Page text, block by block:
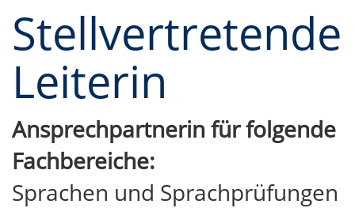
Stellvertretende
Leiterin
Ansprechpartnerin für folgende
Fachbereiche:
Sprachen und Sprachprüfungen